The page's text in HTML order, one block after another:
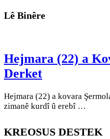
Lê Binêre
Hejmara (22) a
Derket
Hejmara (22) a kovara
zimanê kurdî û erebî …
KREOSUS DESTEK